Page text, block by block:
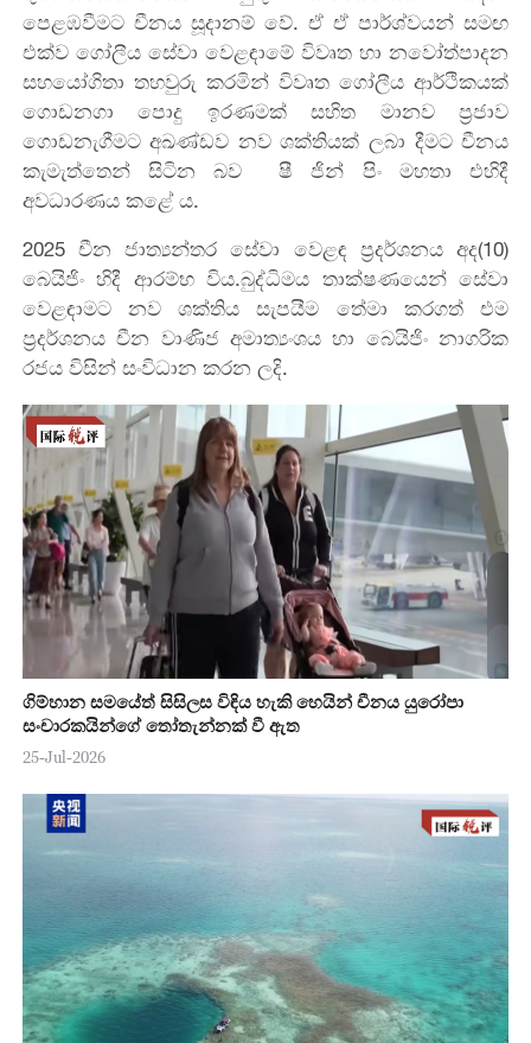
පෙළඹවීමට චීනය සූදානම් වේ. ඒ ඒ පාර්ශ්වයන් සමඟ
එක්ව ගෝලීය සේවා වෙළඳාමේ විවෘත හා නවෝත්පාදන
සහයෝගිතා තහවුරු කරමින් විවෘත ගෝලීය ආර්ථිකයක්
ගොඩනගා පොදු ඉරණමක් සහිත මානව ප්‍රජාව
ගොඩනැගීමට අඛණ්ඩව නව ශක්තියක් ලබා දීමට චීනය
කැමැත්තෙන් සිටින බව ෂී ජින් පිං මහතා එහිදී
අවධාරණය කළේ ය.
2025 චීන ජාත්‍යන්තර සේවා වෙළඳ ප්‍රදර්ශනය අද(10)
බෙයිජිං හිදී ආරම්භ විය.බුද්ධිමය තාක්ෂණයෙන් සේවා
වෙළඳාමට නව ශක්තිය සැපයීම තේමා කරගත් එම
ප්‍රදර්ශනය චීන වාණිජ අමාත්‍යංශය හා බෙයිජිං නාගරික
රජය විසින් සංවිධාන කරන ලදි.
ගිම්හාන සමයේත් සිසිලස විඳිය හැකි හෙයින් චීනය යුරෝපා
සංචාරකයින්ගේ තෝතැන්නක් වී ඇත
25-Jul-2026